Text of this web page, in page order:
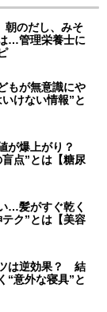
のだし、みそ
…管理栄養士に
もが無意識にや
けない情報”と
が爆上がり？
点”とは【糖尿
…髪がすぐ乾く
ク”とは【美容
は逆効果？ 結
“意外な寝具”と